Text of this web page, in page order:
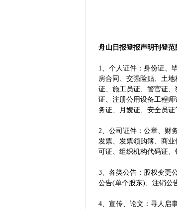
舟山日报登报声明刊登范
1、个人证件：身份证、
房合同、交强险贴、土
证、施工员证、警官证
证、注册公用设备工程
务证、月嫂证、安全员
2、公司证件：公章、财
发票、发票领购簿、商
可证、组织机构代码证
3、各类公告：股权变更
公告(单个股东)、注销
4、宣传、论文：寻人启